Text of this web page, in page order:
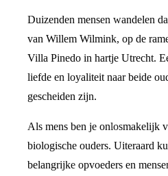
Duizenden mensen wandelen
van Willem Wilmink, op de
Villa Pinedo in hartje Utrecht.
liefde en loyaliteit naar beide
gescheiden zijn.
Als mens ben je onlosmakelijk
biologische ouders. Uiteraard
belangrijke opvoeders en